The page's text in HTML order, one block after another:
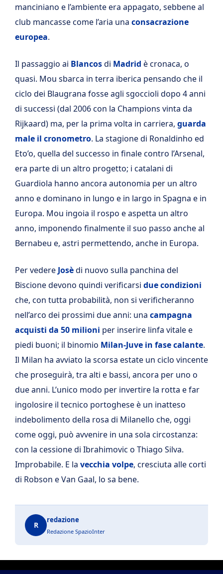
manciniano e l’ambiente era appagato, sebbene al
club mancasse come l’aria una consacrazione
europea.
Il passaggio ai Blancosdi Madrid è cronaca, o
quasi. Mou sbarca in terra iberica pensando che il
ciclo dei Blaugrana fosse agli sgoccioli dopo 4 anni
di successi (dal 2006 con la Champions vinta da
Rijkaard) ma, per la prima volta in carriera, guarda
male il cronometro. La stagione di Ronaldinho ed
Eto’o, quella del successo in finale contro l’Arsenal,
era parte di un altro progetto; i catalani di
Guardiola hanno ancora autonomia per un altro
anno e dominano in lungo e in largo in Spagna e in
Europa. Mou ingoia il rospo e aspetta un altro
anno, imponendo finalmente il suo passo anche al
Bernabeu e, astri permettendo, anche in Europa.
Per vedere Josèdi nuovo sulla panchina del
Biscione devono quindi verificarsi due condizioni
che, con tutta probabilità, non si verificheranno
nell’arco dei prossimi due anni: una campagna
acquisti da 50 milioni per inserire linfa vitale e
piedi buoni; il binomio Milan-Juve in fase calante.
Il Milan ha avviato la scorsa estate un ciclo vincente
che proseguirà, tra alti e bassi, ancora per uno o
due anni. L’unico modo per invertire la rotta e far
ingolosire il tecnico portoghese è un inatteso
indebolimento della rosa di Milanello che, oggi
come oggi, può avvenire in una sola circostanza:
con la cessione di Ibrahimovic o Thiago Silva.
Improbabile. E la vecchia volpe, cresciuta alle corti
di Robson e Van Gaal, lo sa bene.
R
redazione
Redazione SpazioInter